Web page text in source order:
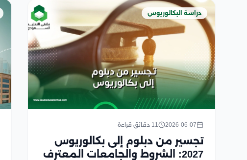
دراسة البكالوريوس
2026-06-07 11 دقائق قراءة
تجسير من دبلوم إلى بكالوريوس
2027: الشروط والجامعات المعترف